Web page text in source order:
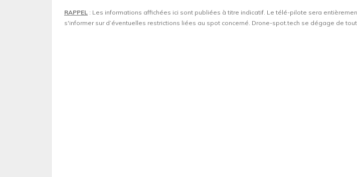
RAPPEL : Les informations affichées ici sont publiées à titre indicatif. Le télé-pilote sera
s'informer sur d’éventuelles restrictions liées au spot concerné. Drone-spot.tech se dégage de